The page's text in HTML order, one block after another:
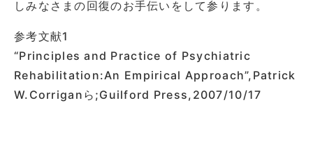
しみなさまの回復のお手伝いをして参ります。
参考文献1
“Principles and Practice of Psychiatric
Rehabilitation:An Empirical Approach”,Patrick
W.Corriganら;Guilford Press,2007/10/17